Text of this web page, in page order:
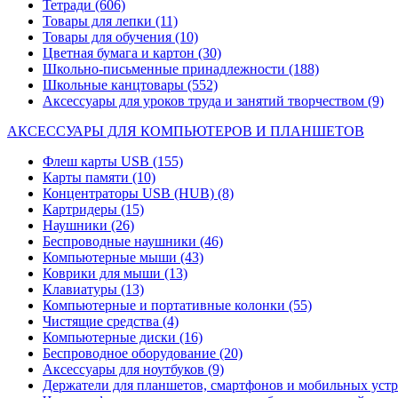
Тетради (606)
Товары для лепки (11)
Товары для обучения (10)
Цветная бумага и картон (30)
Школьно-письменные принадлежности (188)
Школьные канцтовары (552)
Аксессуары для уроков труда и занятий творчеством (9)
АКСЕССУАРЫ ДЛЯ КОМПЬЮТЕРОВ И ПЛАНШЕТОВ
Флеш карты USB (155)
Карты памяти (10)
Концентраторы USB (HUB) (8)
Картридеры (15)
Наушники (26)
Беспроводные наушники (46)
Компьютерные мыши (43)
Коврики для мыши (13)
Клавиатуры (13)
Компьютерные и портативные колонки (55)
Чистящие средства (4)
Компьютерные диски (16)
Беспроводное оборудование (20)
Аксессуары для ноутбуков (9)
Держатели для планшетов, смартфонов и мобильных